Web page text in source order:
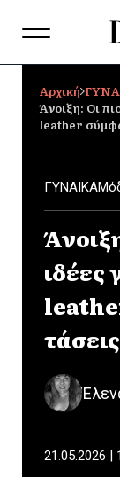
Αρχική
Άνοιξη: Οι
leather
ΓΥΝΑΙΚΑ
ιδέες
21.05.2026 |